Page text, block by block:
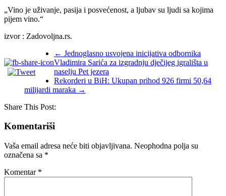
„Vino je uživanje, pasija i posvećenost, a ljubav su ljudi sa kojima
pijem vino.“
izvor : Zadovoljna.rs.
← Jednoglasno usvojena inicijativa odbornika
Vladimira Sarića za izgradnju dječijeg igrališta u
naselju Pet jezera
Rekorderi u BiH: Ukupan prihod 926 firmi 50,64
milijardi maraka →
Share This Post:
Komentariši
Vaša email adresa neće biti objavljivana. Neophodna polja su
označena sa *
Komentar *